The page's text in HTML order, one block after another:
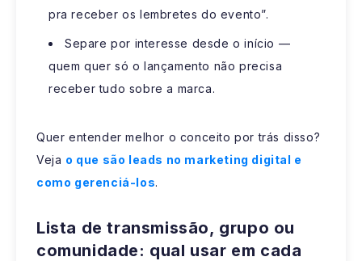
pra receber os lembretes do evento”.
Separe por interesse desde o início —
quem quer só o lançamento não precisa
receber tudo sobre a marca.
Quer entender melhor o conceito por trás disso?
Veja o que são leads no marketing digital e
como gerenciá-los.
Lista de transmissão, grupo ou
comunidade: qual usar em cada